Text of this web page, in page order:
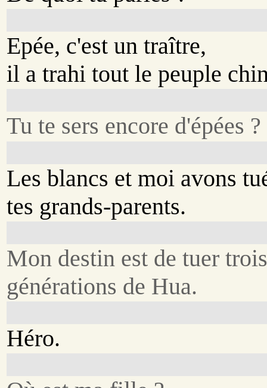
Epée, c'est un traître,
il a trahi tout le peuple
Tu te sers encore d'épées ?
Les blancs et moi avons
tes grands-parents.
Mon destin est de tuer
générations de Hua.
Héro.